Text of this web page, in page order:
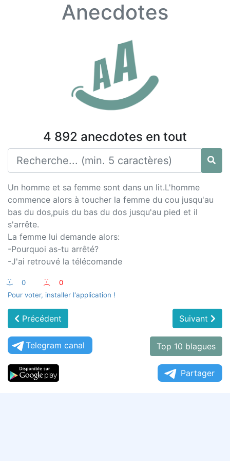
Anecdotes
4 892 anecdotes en tout
Un homme et sa femme sont dans un lit.L'homme
commence alors à toucher la femme du cou jusqu'au
bas du dos,puis du bas du dos jusqu'au pied et il
s'arrête.
La femme lui demande alors:
-Pourquoi as-tu arrêté?​
-J'ai retrouvé la télécomande
:-) 0 :-(
0
Pour voter, installer l'application !
Précédent Suivant
Telegram canal Top 10 blagues
Partager